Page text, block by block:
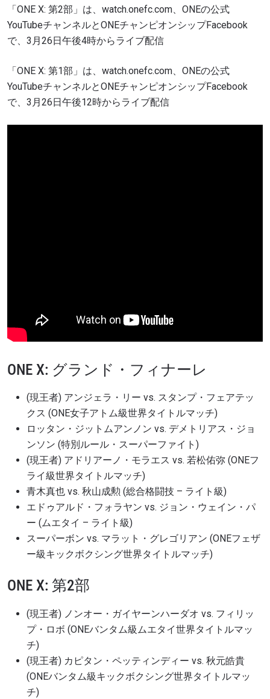
「ONE X: 第2部」は、watch.onefc.com、ONEの公式
YouTubeチャンネルとONEチャンピオンシップFacebook
で、3月26日午後4時からライブ配信
「ONE X: 第1部」は、watch.onefc.com、ONEの公式
YouTubeチャンネルとONEチャンピオンシップFacebook
で、3月26日午後12時からライブ配信
ONE X: グランド・フィナーレ
(現王者) アンジェラ・リー vs. スタンプ・フェアテッ
クス (ONE女子アトム級世界タイトルマッチ)
ロッタン・ジットムアンノン vs. デメトリアス・ジョ
ンソン (特別ルール・スーパーファイト)
(現王者) アドリアーノ・モラエス vs. 若松佑弥 (ONEフ
ライ級世界タイトルマッチ)
青木真也 vs. 秋山成勲 (総合格闘技 – ライト級)
エドゥアルド・フォラヤン vs. ジョン・ウェイン・パ
ー (ムエタイ – ライト級)
スーパーボン vs. マラット・グレゴリアン (ONEフェザ
ー級キックボクシング世界タイトルマッチ)
ONE X: 第2部
(現王者) ノンオー・ガイヤーンハーダオ vs. フィリッ
プ・ロボ (ONEバンタム級ムエタイ世界タイトルマッ
チ)
(現王者) カピタン・ペッティンディー vs. 秋元皓貴
(ONEバンタム級キックボクシング世界タイトルマッ
チ)
対戦相手
最新情報をゲット
ONEチャンピオンシップとどこでも一緒！ 最新ニ
ュース、特別オファー、ライブイベントの最高の
席をゲットするため今すぐ登録を！
Eメール
名前（ローマ字で記入）